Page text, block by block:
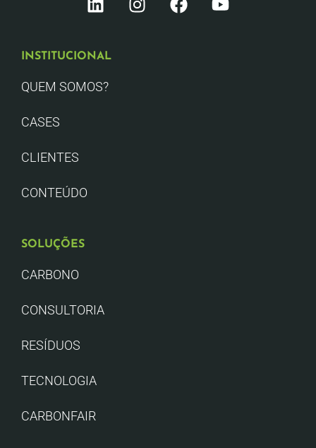
INSTITUCIONAL
QUEM SOMOS?
CASES
CLIENTES
CONTEÚDO
SOLUÇÕES
CARBONO
CONSULTORIA
RESÍDUOS
TECNOLOGIA
CARBONFAIR